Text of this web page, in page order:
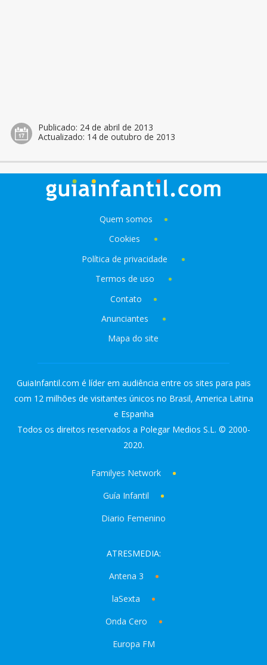
Publicado: 24 de abril de 2013
Actualizado: 14 de outubro de 2013
Quem somos
Cookies
Política de privacidade
Termos de uso
Contato
Anunciantes
Mapa do site
GuiaInfantil.com é líder em audiência entre os sites para pais
com 12 milhões de visitantes únicos no Brasil, America Latina
e Espanha
Todos os direitos reservados a Polegar Medios S.L. © 2000-
2020.
Familyes Network
Guía Infantil
Diario Femenino
ATRESMEDIA:
Antena 3
laSexta
Onda Cero
Europa FM